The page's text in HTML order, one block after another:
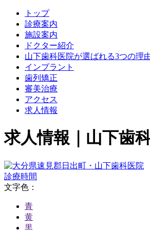
トップ
診療案内
施設案内
ドクター紹介
山下歯科医院が選ばれる3つの理
インプラント
歯列矯正
審美治療
アクセス
求人情報
求人情報｜山下歯
診療時間
文字色：
青
黄
黒